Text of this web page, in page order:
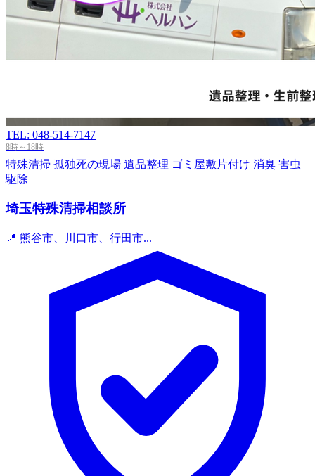
TEL: 048-514-7147
8時～18時
特殊清掃 孤独死の現場 遺品整理 ゴミ屋敷片付け 消臭 害虫
駆除
埼玉特殊清掃相談所
📍 熊谷市、川口市、行田市...